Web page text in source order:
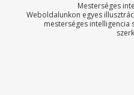
Mesterséges
Weboldalunkon egyes
mesterséges intelligencia